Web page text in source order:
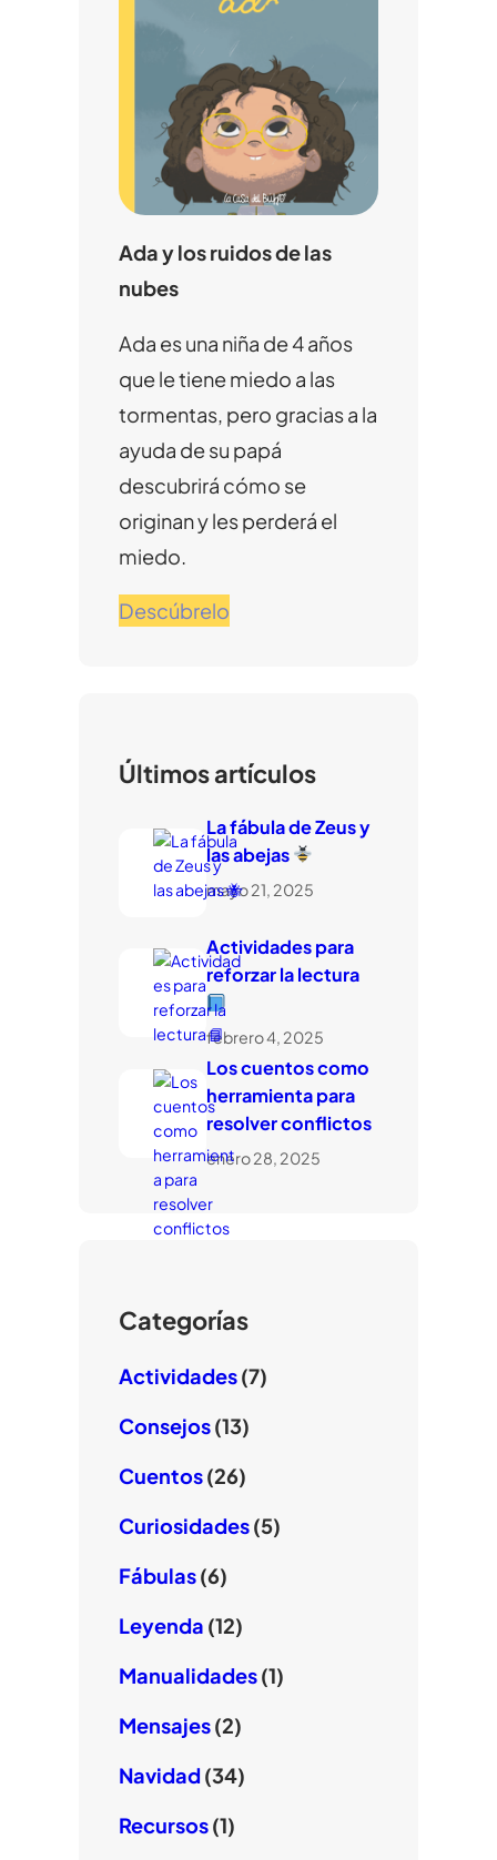
Ada y los ruidos de las
nubes
Ada es una niña de 4 años
que le tiene miedo a las
tormentas, pero gracias a la
ayuda de su papá
descubrirá cómo se
originan y les perderá el
miedo.
Descúbrelo
Últimos artículos
La fábula de Zeus y
las abejas
mayo 21, 2025
Actividades para
reforzar la lectura
febrero 4, 2025
Los cuentos como
herramienta para
resolver conflictos
enero 28, 2025
Categorías
Actividades(7)
Consejos(13)
Cuentos(26)
Curiosidades(5)
Fábulas(6)
Leyenda (12)
Manualidades(1)
Mensajes(2)
Navidad(34)
Recursos(1)